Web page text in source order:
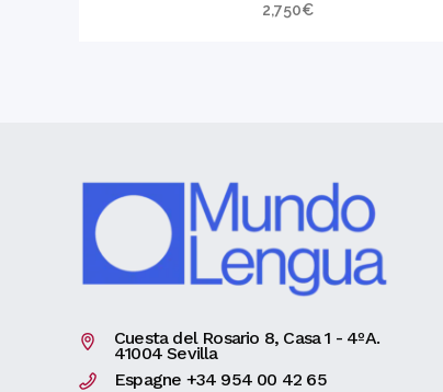
2,750€
Cuesta del Rosario 8, Casa 1 - 4ºA.
41004 Sevilla
Espagne +34 954 00 42 65